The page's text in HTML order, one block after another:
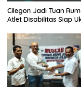
Cilegon Jadi Tuan
Atlet Disabilitas Siap